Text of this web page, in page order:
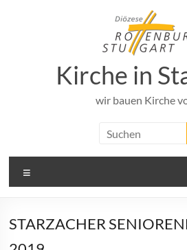
Kirche in
wir bauen Kirche
STARZACHER